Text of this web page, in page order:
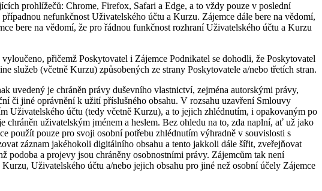
prohlížečů: Chrome, Firefox, Safari a Edge, a to vždy pouze v poslední
nefunkčnost Uživatelského účtu a Kurzu. Zájemce dále bere na vědomí,
bere na vědomí, že pro řádnou funkčnost rozhraní Uživatelského účtu a Kurzu
přičemž Poskytovatel i Zájemce Podnikatel se dohodli, že Poskytovatel
(včetně Kurzu) způsobených ze strany Poskytovatele a/nebo třetích stran.
uvedený je chráněn právy duševního vlastnictví, zejména autorskými právy,
či jiné oprávnění k užití příslušného obsahu. V rozsahu uzavření Smlouvy
Uživatelského účtu (tedy včetně Kurzu), a to jejich zhlédnutím, i opakovaným po
uživatelským jménem a heslem. Bez ohledu na to, zda naplní, ať už jako
použít pouze pro svoji osobní potřebu zhlédnutím výhradně v souvislosti s
záznam jakéhokoli digitálního obsahu a tento jakkoli dále šířit, zveřejňovat
a projevy jsou chráněny osobnostními právy. Zájemcům tak není
Uživatelského účtu a/nebo jejich obsahu pro jiné než osobní účely Zájemce